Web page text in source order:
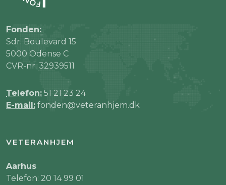
Fonden:
Sdr. Boulevard 15
5000 Odense C
CVR-nr. 32939511
Telefon: 51 21 23 24
E-mail: fonden@veteranhjem.dk
VETERANHJEM
Aarhus
Telefon: 20 14 99 01